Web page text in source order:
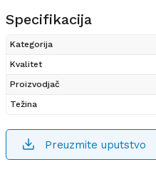
Specifikacija
Kategorija
Kvalitet
Proizvodjač
Težina
Preuzmite uputstvo